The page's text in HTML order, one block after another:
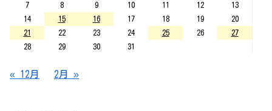
7
8 9 10 11 12
13
14
15 16 17 18 19
20
21
22 23 24 25 26
27
28
29 30 31
« 12月 2月 »